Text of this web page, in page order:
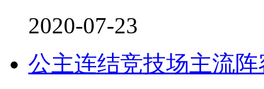
2020-07-23
公主连结竞技场主流阵